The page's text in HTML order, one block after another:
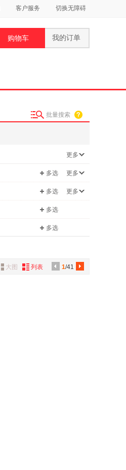
客户服务 切换无障碍
购物车 我的订单
批量搜索
更多
多选 更多
多选 更多
多选
多选
1/41
大图 列表